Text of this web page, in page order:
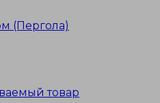
(Пергола)
товар